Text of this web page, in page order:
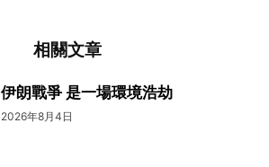
相關文章
伊朗戰爭 是一場環境浩劫
2026年8月4日